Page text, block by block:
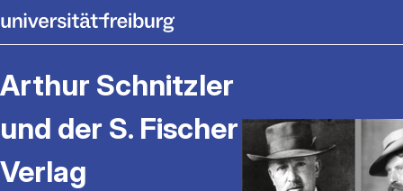
Arthur Schnitzler
und der S. Fischer
Verlag